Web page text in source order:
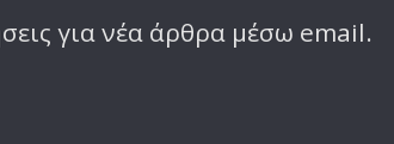
για νέα άρθρα μέσω email.